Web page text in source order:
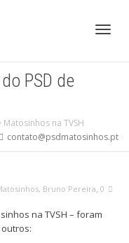
PSD de
na TVSH
contato@psdmatosinhos.pt
, Bruno Pereira, 0
na TVSH – foram